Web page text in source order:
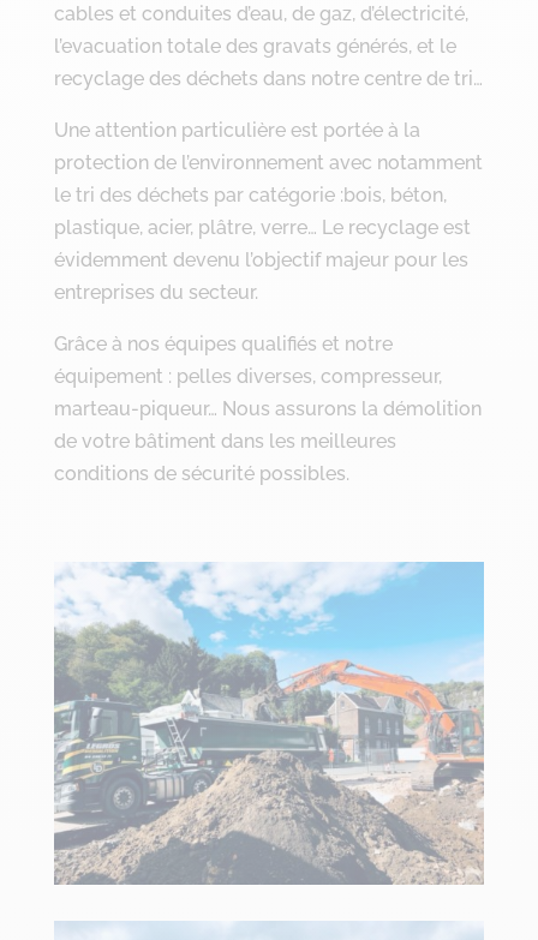
cables et conduites d’eau, de gaz, d’électricité,
l’evacuation totale des gravats générés, et le
recyclage des déchets dans notre centre de tri…
Une attention particulière est portée à la
protection de l’environnement avec notamment
le tri des déchets par catégorie :bois, béton,
plastique, acier, plâtre, verre… Le recyclage est
évidemment devenu l’objectif majeur pour les
entreprises du secteur.
Grâce à nos équipes qualifiés et notre
équipement : pelles diverses, compresseur,
marteau-piqueur… Nous assurons la démolition
de votre bâtiment dans les meilleures
conditions de sécurité possibles.